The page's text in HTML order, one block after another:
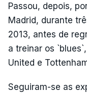
Passou, depois,
Madrid, durante
2013, antes de
a treinar os
United e
Seguiram-se as